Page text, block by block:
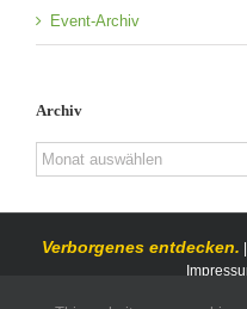
Event-Archiv
Archiv
Archiv
Verborgenes entdecken.